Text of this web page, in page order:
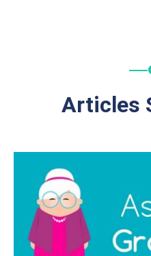
Articles